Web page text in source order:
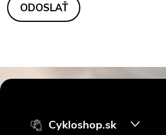
ODOSLAŤ
Z
Cykloshop.sk